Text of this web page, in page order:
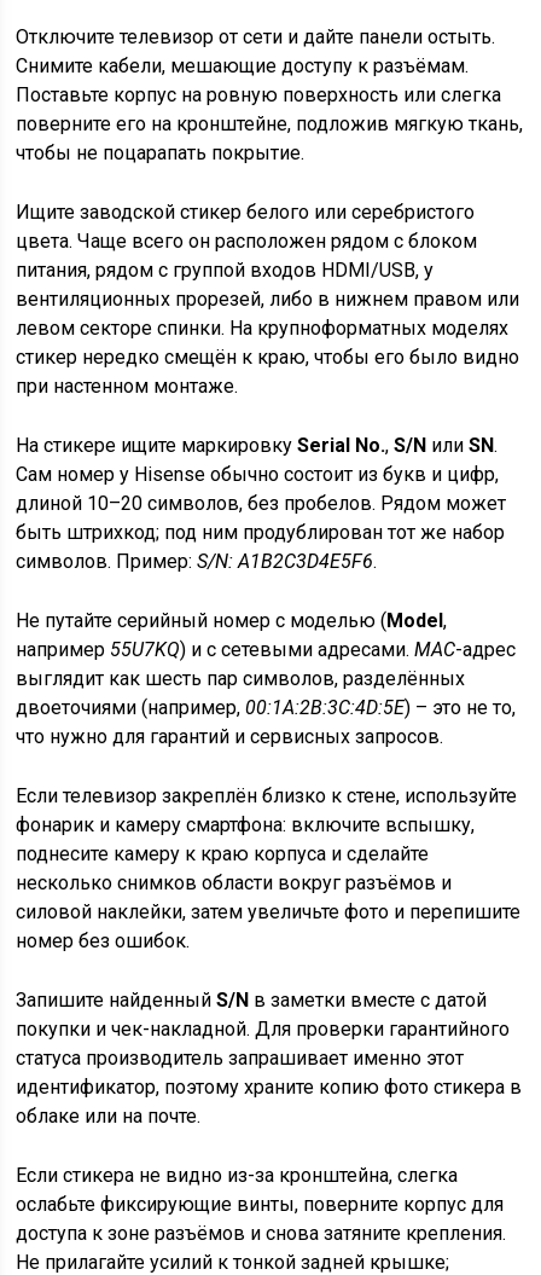
Отключите телевизор от сети и дайте панели остыть.
Снимите кабели, мешающие доступу к разъёмам.
Поставьте корпус на ровную поверхность или слегка
поверните его на кронштейне, подложив мягкую ткань,
чтобы не поцарапать покрытие.
Ищите заводской стикер белого или серебристого
цвета. Чаще всего он расположен рядом с блоком
питания, рядом с группой входов HDMI/USB, у
вентиляционных прорезей, либо в нижнем правом или
левом секторе спинки. На крупноформатных моделях
стикер нередко смещён к краю, чтобы его было видно
при настенном монтаже.
На стикере ищите маркировкуSerial No.,S/N илиSN.
Сам номер у Hisense обычно состоит из букв и цифр,
длиной 10–20 символов, без пробелов. Рядом может
быть штрихкод; под ним продублирован тот же набор
символов. Пример:S/N: A1B2C3D4E5F6.
Не путайте серийный номер с моделью (Model,
например 55U7KQ) и с сетевыми адресами.MAC-адрес
выглядит как шесть пар символов, разделённых
двоеточиями (например,00:1A:2B:3C:4D:5E) – это не то,
что нужно для гарантий и сервисных запросов.
Если телевизор закреплён близко к стене, используйте
фонарик и камеру смартфона: включите вспышку,
поднесите камеру к краю корпуса и сделайте
несколько снимков области вокруг разъёмов и
силовой наклейки, затем увеличьте фото и перепишите
номер без ошибок.
Запишите найденныйS/N в заметки вместе с датой
покупки и чек-накладной. Для проверки гарантийного
статуса производитель запрашивает именно этот
идентификатор, поэтому храните копию фото стикера в
облаке или на почте.
Если стикера не видно из-за кронштейна, слегка
ослабьте фиксирующие винты, поверните корпус для
доступа к зоне разъёмов и снова затяните крепления.
Не прилагайте усилий к тонкой задней крышке;